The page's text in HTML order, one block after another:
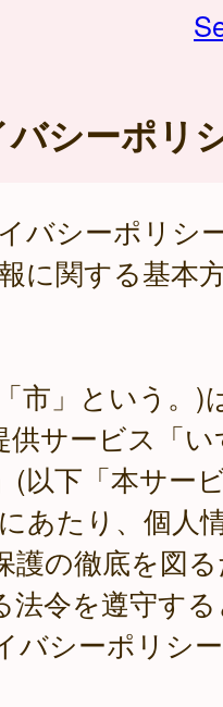
バシーポリ
バシーポリシ
に関する基本
市」という。)
供サービス「
(以下「本サー
あたり、個人
護の徹底を図
法令を遵守す
バシーポリシ